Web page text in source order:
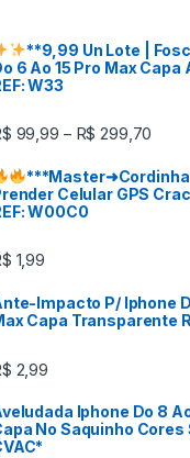
**9,99 Un Lote |
6 Ao 15 Pro Max
W33
99,99 – R$ 299,70
***Master
Celular GPS
W00C0
1,99
Impacto P/ Iphone
Capa Transparente
2,99
Iphone Do 8
No Saquinho Cores